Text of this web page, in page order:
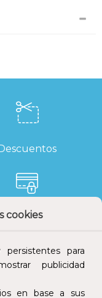
cookies
para
publicidad
en base a sus
Descuentos
seguro